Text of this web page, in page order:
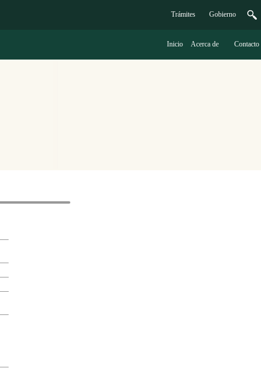
Trámites Gobierno
Inicio Acerca de Contacto